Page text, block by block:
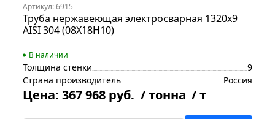
Артикул: 6915
Труба нержавеющая электросварная 1320х9
AISI 304 (08Х18Н10)
В наличии
Толщина стенки
9
Страна производитель
Россия
Цена: 367 968 руб. / тонна / т